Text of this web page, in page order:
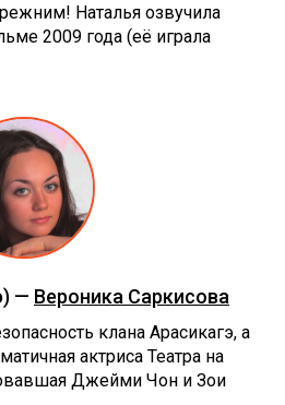
Наталья озвучила
2009 года (её играла
— Вероника Саркисова
клана Арасикагэ, а
актриса Театра на
Джейми Чон и Зои